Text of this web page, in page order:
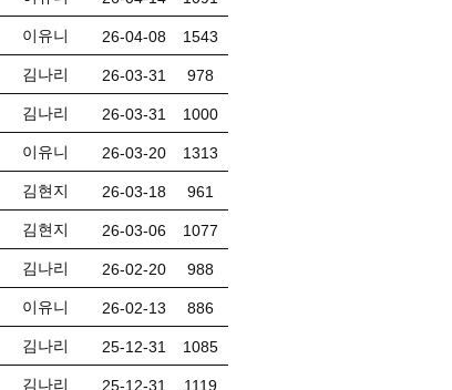
이유니 26-04-08 1543
김나리 26-03-31 978
김나리 26-03-31 1000
이유니 26-03-20 1313
김현지 26-03-18 961
김현지 26-03-06 1077
김나리 26-02-20 988
이유니 26-02-13 886
김나리 25-12-31 1085
김나리 25-12-31 1119